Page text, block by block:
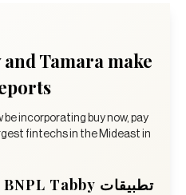
and Tamara make
be incorporating buy now, pay
fintechs in the Mideast in